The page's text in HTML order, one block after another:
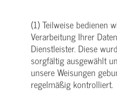
(1) Teilweise bedienen
Verarbeitung Ihrer
Dienstleister. Diese
sorgfältig ausgewählt
unsere Weisungen
regelmäßig kontrolliert.